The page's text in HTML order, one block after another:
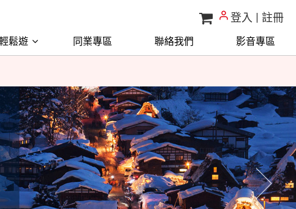
鬆遊 同業專區 聯絡我們 影音專區
登入 註冊
請勿理會，
，請勿理會，
往後